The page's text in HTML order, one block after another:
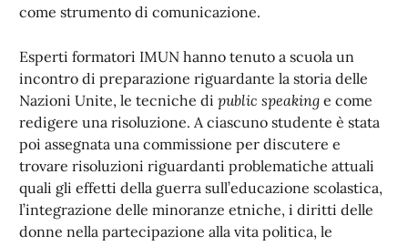
come strumento di comunicazione.
Esperti formatori IMUN hanno tenuto a scuola un
incontro di preparazione riguardante la storia delle
Nazioni Unite, le tecniche di public speaking e come
redigere una risoluzione. A ciascuno studente è stata
poi assegnata una commissione per discutere e
trovare risoluzioni riguardanti problematiche attuali
quali gli effetti della guerra sull’educazione scolastica,
l’integrazione delle minoranze etniche, i diritti delle
donne nella partecipazione alla vita politica, le